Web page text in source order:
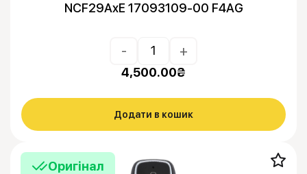
NCF29AxE 17093109-00 F4AG
- +
4,500.00₴
Додати в кошик
Оригінал